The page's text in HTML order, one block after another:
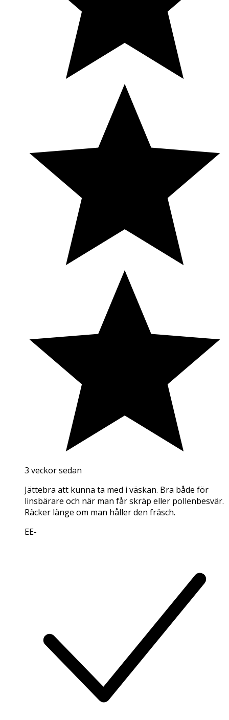
3 veckor sedan
Jättebra att kunna ta med i väskan. Bra både för
linsbärare och när man får skräp eller pollenbesvär.
Räcker länge om man håller den fräsch.
EE-